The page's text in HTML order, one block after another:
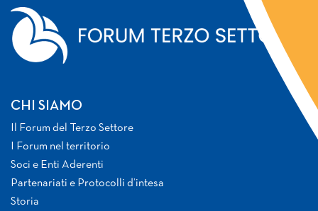
CHI SIAMO
Il Forum del Terzo Settore
I Forum nel territorio
Soci e Enti Aderenti
Partenariati e Protocolli d’intesa
Storia